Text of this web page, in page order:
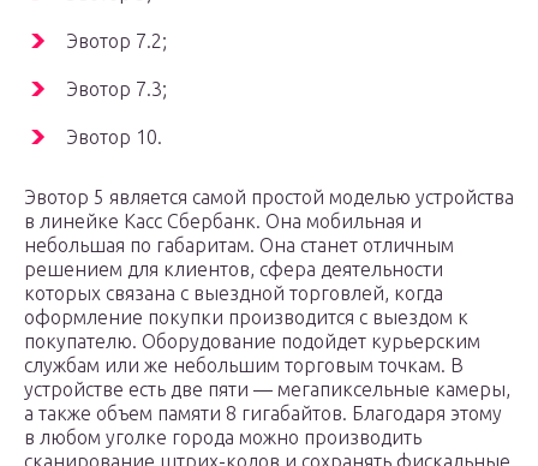
Эвотор 7.2;
Эвотор 7.3;
Эвотор 10.
Эвотор 5 является самой простой моделью устройства
в линейке Касс Сбербанк. Она мобильная и
небольшая по габаритам. Она станет отличным
решением для клиентов, сфера деятельности
которых связана с выездной торговлей, когда
оформление покупки производится с выездом к
покупателю. Оборудование подойдет курьерским
службам или же небольшим торговым точкам. В
устройстве есть две пяти — мегапиксельные камеры,
а также объем памяти 8 гигабайтов. Благодаря этому
в любом уголке города можно производить
сканирование штрих-кодов и сохранять фискальные